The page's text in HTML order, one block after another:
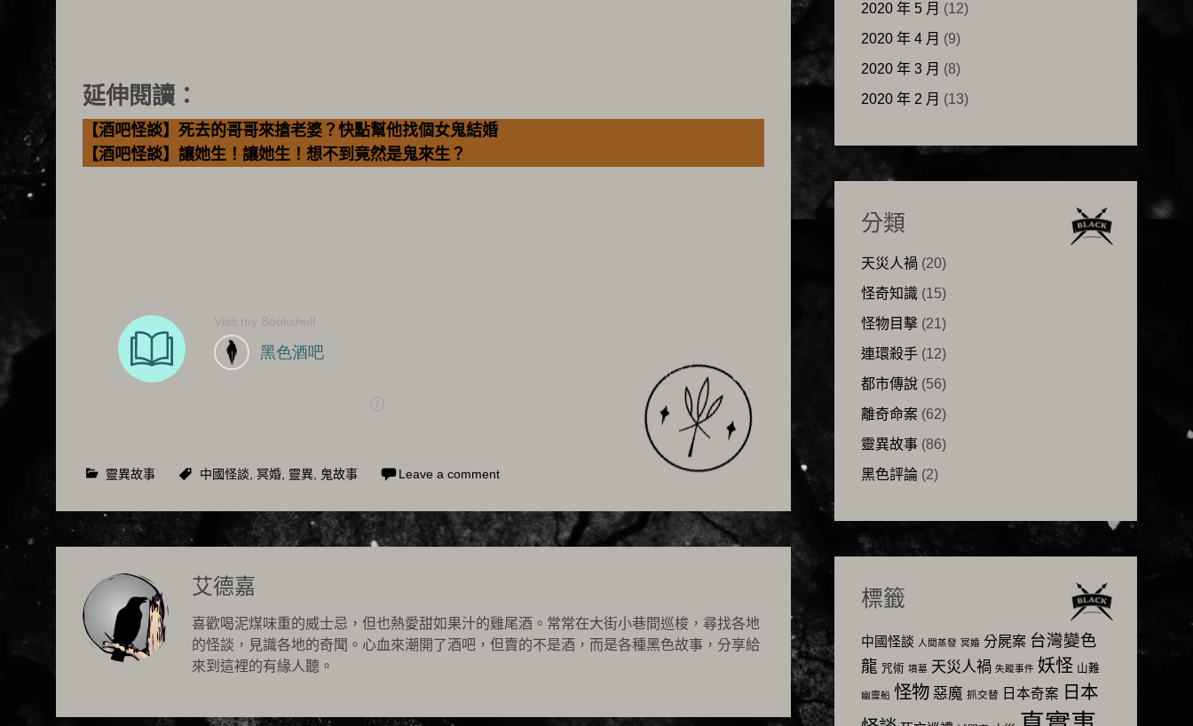
延伸閱讀：
【酒吧怪談】死去的哥哥來搶老婆？快點幫他找個女鬼結婚
【酒吧怪談】讓她生！讓她生！想不到竟然是鬼來生？
靈異故事 中國怪談 冥婚 靈異 鬼故事 Leave a comment
艾德嘉
喜歡喝泥煤味重的威士忌，但也熱愛甜如果汁的雞尾酒。常常在大街小巷間巡梭，尋找各地
的怪談，見識各地的奇聞。心血來潮開了酒吧，但賣的不是酒，而是各種黑色故事，分享給
來到這裡的有緣人聽。
2020 年 5 月 (12)
2020 年 4 月 (9)
2020 年 3 月 (8)
2020 年 2 月 (13)
分類
天災人禍 (20)
怪奇知識(15)
怪物目擊(21)
連環殺手(12)
都市傳說(56)
離奇命案(62)
靈異故事(86)
黑色評論(2)
標籤
中國怪談 人間蒸發 冥婚 分屍案 台灣變色
龍 咒術 墳墓 天災人禍 失蹤事件 妖怪 山難
幽靈船 怪物 惡魔 抓交替 日本奇案 日本